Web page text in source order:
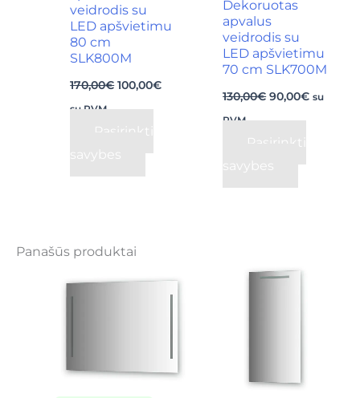
veidrodis su
LED apšvietimu
80 cm
SLK800M
170,00€ 100,00€
su PVM
Pasirinkti
savybes
may
be
Dekoruotas
apvalus
veidrodis su
LED apšvietimu
70 cm SLK700M
130,00€ 90,00€ su
PVM
Pasirinkti
savybes
may
chosen
on
the
product
page
Panašūs produktai